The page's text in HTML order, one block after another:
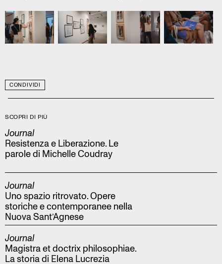
CONDIVIDI
SCOPRI DI PIÙ
Journal
Resistenza e Liberazione. Le
parole di Michelle Coudray
Journal
Uno spazio ritrovato. Opere
storiche e contemporanee nella
Nuova Sant’Agnese
Journal
Magistra et doctrix philosophiae.
La storia di Elena Lucrezia